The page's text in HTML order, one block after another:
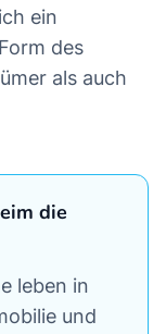
ein
des
als auch
die
leben in
und